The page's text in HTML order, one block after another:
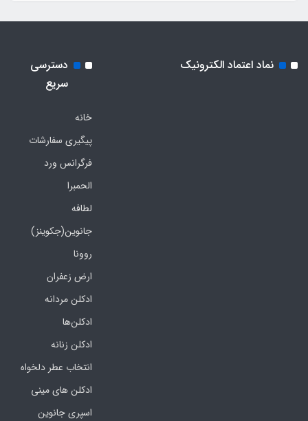
نماد اعتماد الکترونیک
دسترسی
سریع
خانه
پیگیری سفارشات
فرگرانس ورد
الحمبرا
لطافه
جانوین(جکوینز)
روونا
ارض زعفران
ادکلن مردانه
ادکلن‌ها
ادکلن زنانه
انتخاب عطر دلخواه
ادکلن های مینی
اسپری جانوین